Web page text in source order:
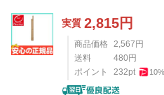
実質 2,815円
商品価格 2,567 円
送料
480 円
ポイント
232pt 10%